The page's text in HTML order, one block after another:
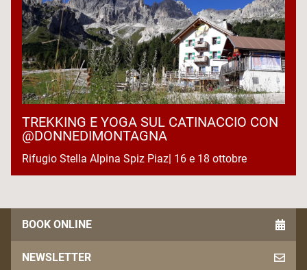
TREKKING E YOGA SUL CATINACCIO CON
@DONNEDIMONTAGNA
Rifugio Stella Alpina Spiz Piaz| 16 e 18 ottobre
BOOK ONLINE
NEWSLETTER